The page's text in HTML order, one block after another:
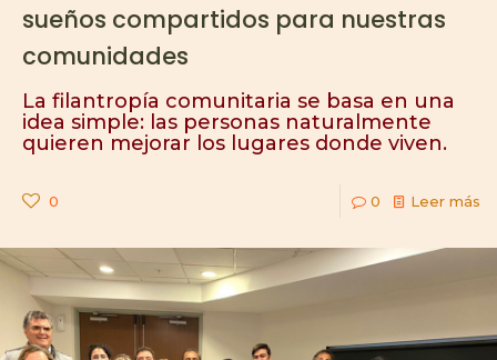
sueños compartidos para nuestras
comunidades
La filantropía comunitaria se basa en una
idea simple: las personas naturalmente
quieren mejorar los lugares donde viven.
0 0 Leer más